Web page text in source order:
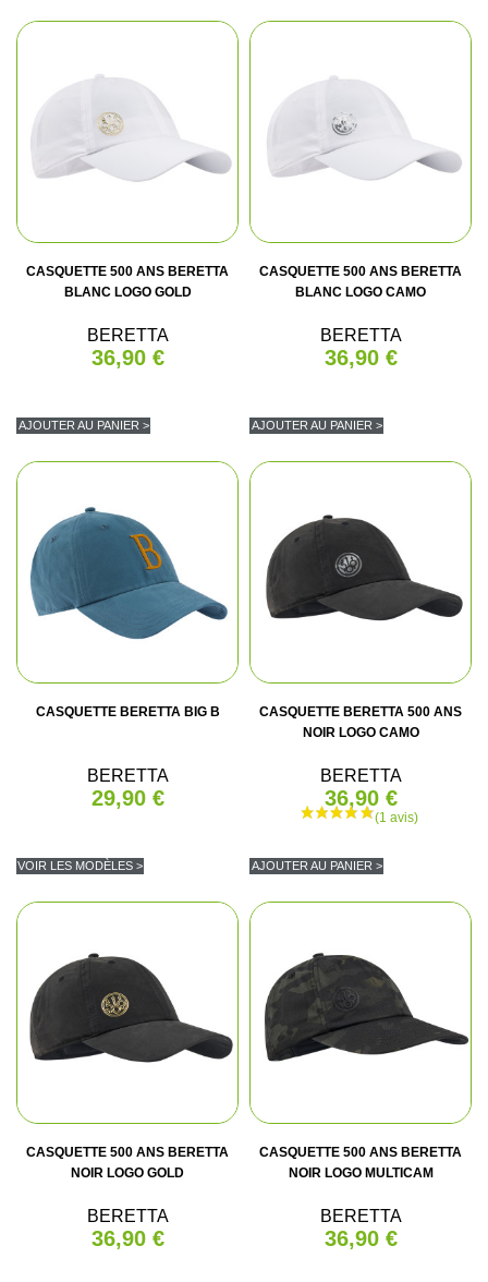
(2 avis)
CASQUETTE 500 ANS BERETTA
BLANC LOGO GOLD
BERETTA
36,90 €
AJOUTER AU PANIER >
CASQUETTE 500 ANS BERETTA
BLANC LOGO CAMO
BERETTA
36,90 €
AJOUTER AU PANIER >
CASQUETTE BERETTA BIG B
BERETTA
29,90 €
VOIR LES MODÈLES >
CASQUETTE BERETTA 500 ANS
NOIR LOGO CAMO
BERETTA
36,90 €
AJOUTER AU PANIER >
CASQUETTE 500 ANS BERETTA
NOIR LOGO GOLD
BERETTA
36,90 €
CASQUETTE 500 ANS BERETTA
NOIR LOGO MULTICAM
BERETTA
36,90 €